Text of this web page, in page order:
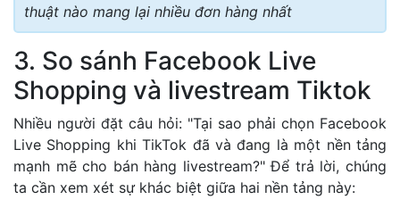
thuật nào mang lại nhiều đơn hàng nhất
3. So sánh Facebook Live
Shopping và livestream Tiktok
Nhiều người đặt câu hỏi: "Tại sao phải chọn Facebook
Live Shopping khi TikTok đã và đang là một nền tảng
mạnh mẽ cho bán hàng livestream?" Để trả lời, chúng
ta cần xem xét sự khác biệt giữa hai nền tảng này: